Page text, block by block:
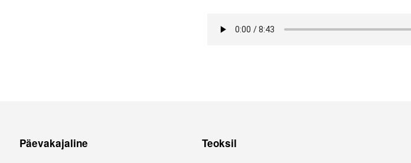
Päevakajaline Teoksil